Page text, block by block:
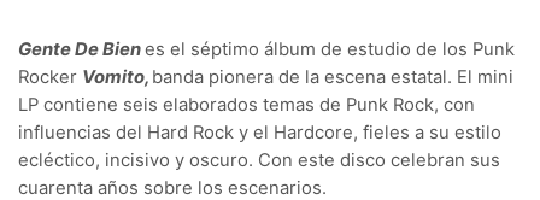
Gente De Bienes el séptimo álbum de estudio de los Punk
Rocker Vomito, banda pionera de la escena estatal. El mini
LP contiene seis elaborados temas de Punk Rock, con
influencias del Hard Rock y el Hardcore, fieles a su estilo
ecléctico, incisivo y oscuro. Con este disco celebran sus
cuarenta años sobre los escenarios.